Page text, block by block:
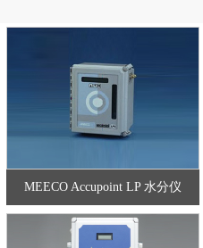
MEECO Accupoint LP 水分仪